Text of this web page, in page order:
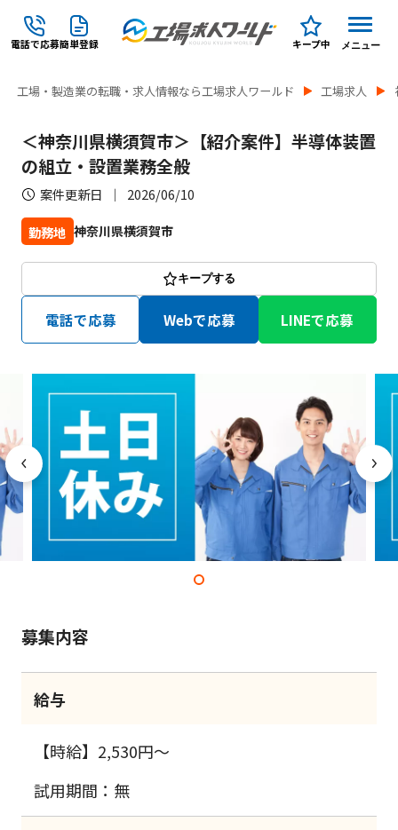
電話で応募簡単登録 キープ中 メニュー
工場・製造業の転職・求人情報なら工場求人ワールド 工場求人
＜神奈川県横須賀市＞【紹介案件】半導体装置
の組立・設置業務全般
案件更新日 2026/06/10
勤務地 神奈川県横須賀市
キープする
電話で応募 Webで応募 LINEで応募
募集内容
給与
【時給】2,530円～
試用期間：無